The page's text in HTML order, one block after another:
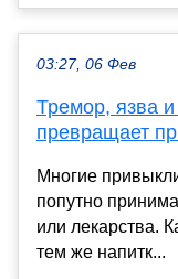
03:27, 06 Фев
Тремор, язва
превращает
Многие
попутно
или лекарства.
тем же напитк...